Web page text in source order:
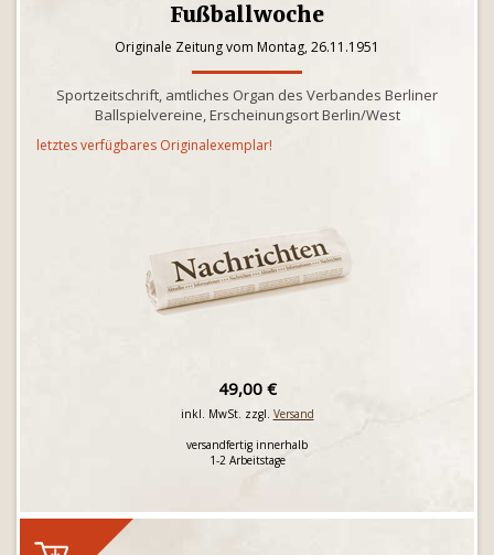
Fußballwoche
Originale Zeitung vom Montag, 26.11.1951
Sportzeitschrift, amtliches Organ des Verbandes Berliner
Ballspielvereine, Erscheinungsort Berlin/West
letztes verfügbares Originalexemplar!
49,00 €
inkl. MwSt. zzgl. Versand
versandfertig innerhalb
1-2 Arbeitstage